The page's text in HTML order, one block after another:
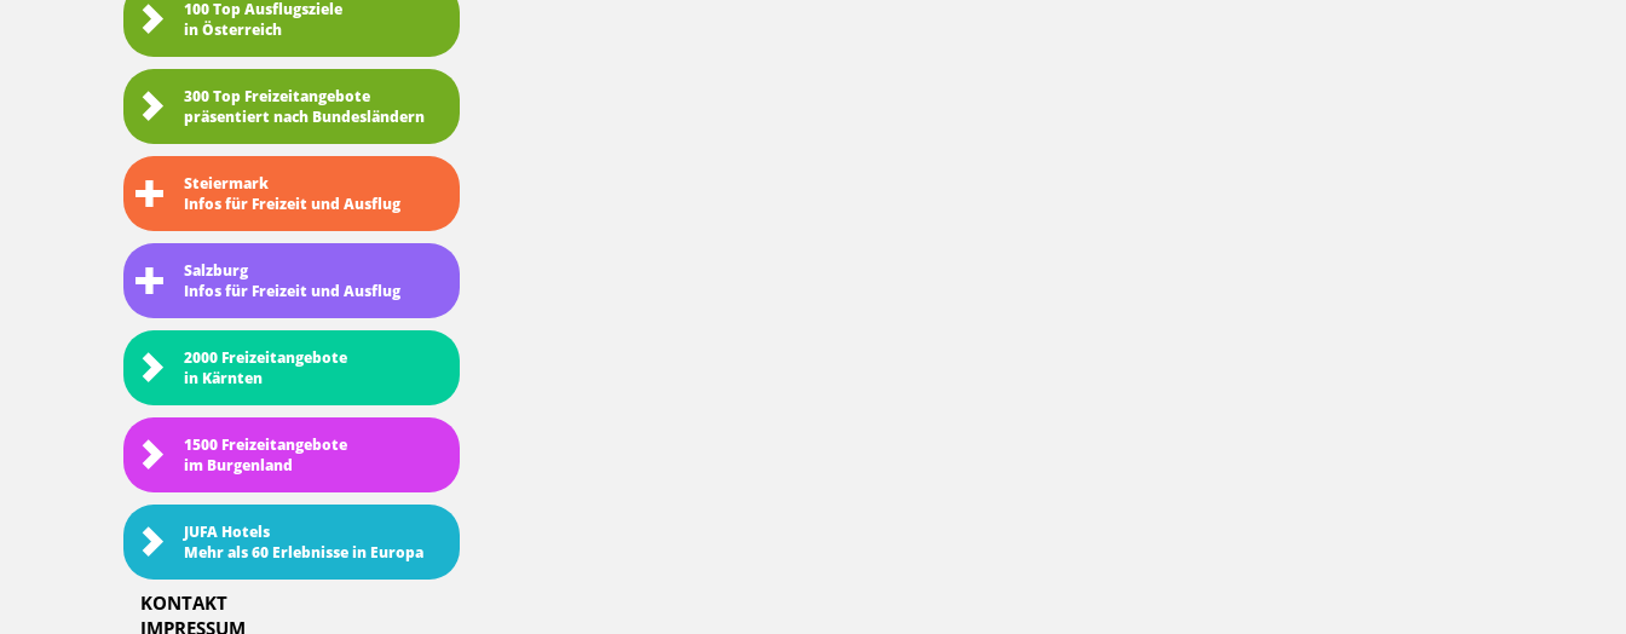
100 Top Ausflugsziele
in Österreich
300 Top Freizeitangebote
präsentiert nach Bundesländern
Steiermark
Infos für Freizeit und Ausflug
Salzburg
Infos für Freizeit und Ausflug
2000 Freizeitangebote
in Kärnten
1500 Freizeitangebote
im Burgenland
JUFA Hotels
Mehr als 60 Erlebnisse in Europa
KONTAKT
IMPRESSUM